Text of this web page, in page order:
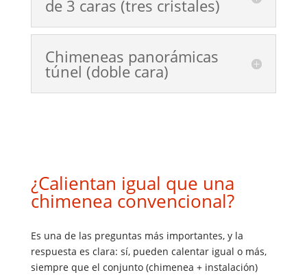
de 3 caras (tres cristales)
Chimeneas panorámicas
túnel (doble cara)
¿Calientan igual que una
chimenea convencional?
Es una de las preguntas más importantes, y la
respuesta es clara: sí, pueden calentar igual o más,
siempre que el conjunto (chimenea + instalación)